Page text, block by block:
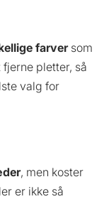
farversom
pletter, så
valg for
, men koster
er ikke så